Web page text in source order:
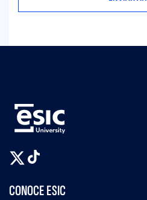
CONOCE ESIC